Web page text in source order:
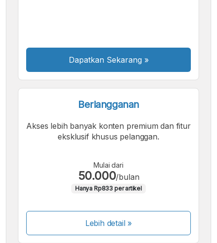
Dapatkan Sekarang »
Berlangganan
Akses lebih banyak konten premium dan fitur
eksklusif khusus pelanggan.
Mulai dari
50.000/bulan
Hanya Rp833 per artikel
Lebih detail »